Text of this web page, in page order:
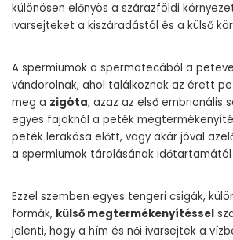
különösen előnyös a szárazföldi
ivarsejteket a kiszáradástól és a külső
A spermiumok a spermatecából a
vándorolnak, ahol találkoznak az érett
meg a zigóta, azaz az első embrionális
egyes fajoknál a peték
peték lerakása előtt, vagy akár jóval
a spermiumok tárolásának
Ezzel szemben egyes tengeri csigák,
formák, külső megtermékenyítéssel
jelenti, hogy a hím és női ivarsejtek a